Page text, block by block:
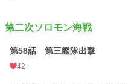
第二次ソロモン海戦
第58話 第三艦隊出撃
42